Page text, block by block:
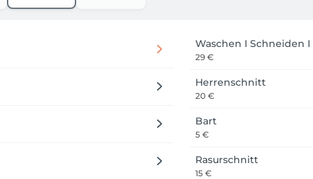
Waschen I Schneiden I
29 €
Herrenschnitt
20 €
Bart
5 €
Rasurschnitt
15 €